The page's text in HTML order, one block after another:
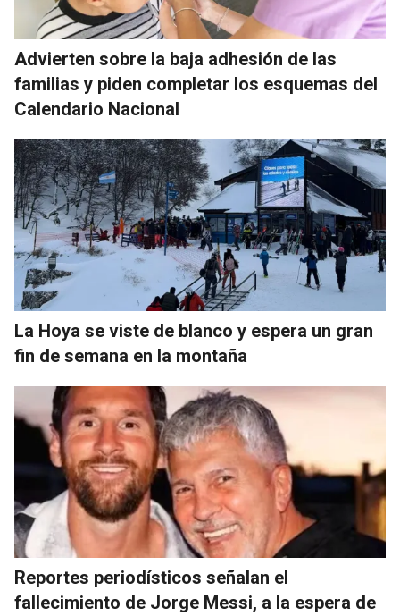
Advierten sobre la baja adhesión de las
familias y piden completar los esquemas del
Calendario Nacional
La Hoya se viste de blanco y espera un gran
fin de semana en la montaña
Reportes periodísticos señalan el
fallecimiento de Jorge Messi, a la espera de